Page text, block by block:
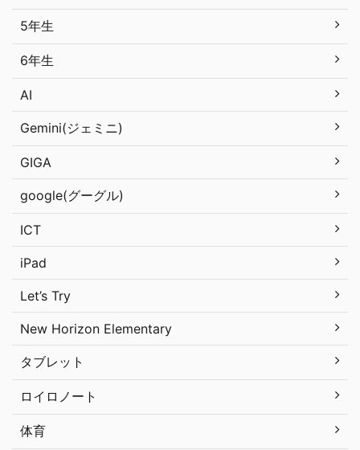
5年生
6年生
AI
Gemini(ジェミニ)
GIGA
google(グーグル)
ICT
iPad
Let’s Try
New Horizon Elementary
タブレット
ロイロノート
体育